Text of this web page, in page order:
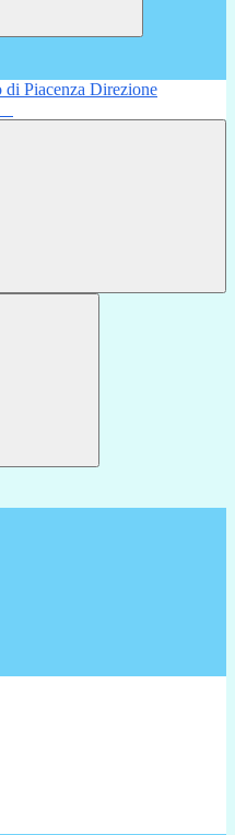
Direzione